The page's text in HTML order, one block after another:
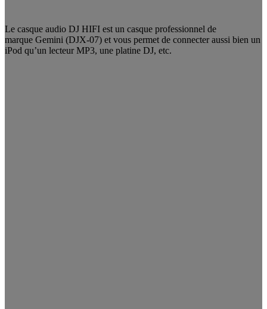
Le casque audio DJ HIFI est un casque professionnel de
marque Gemini (DJX-07) et vous permet de connecter aussi bien un
iPod qu’un lecteur MP3, une platine DJ, etc.